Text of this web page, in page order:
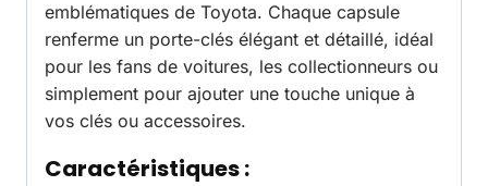
emblématiques de Toyota. Chaque capsule
renferme un porte-clés élégant et détaillé, idéal
pour les fans de voitures, les collectionneurs ou
simplement pour ajouter une touche unique à
vos clés ou accessoires.
Caractéristiques :